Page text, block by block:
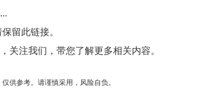
留此链接。
关注我们，带您了解更多相关内容。
供参考。请谨慎采用，风险自负。